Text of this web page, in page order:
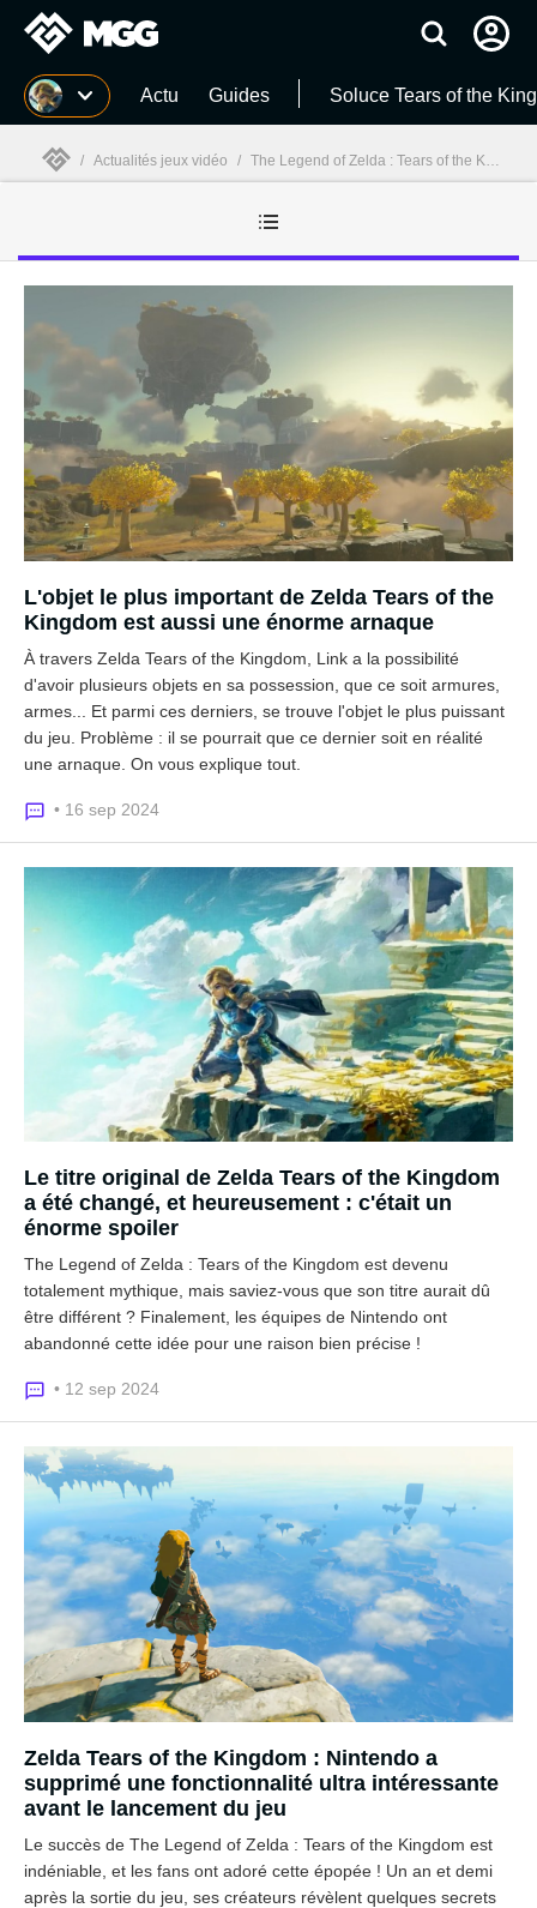
MGG Actu Guides Soluce Tears of the
/ Actualités jeux vidéo / The Legend of Zelda : Tears of the Kingdom
L'objet le plus important de Zelda Tears of the
Kingdom est aussi une énorme arnaque
À travers Zelda Tears of the Kingdom, Link a la possibilité
d'avoir plusieurs objets en sa possession, que ce soit armures,
armes... Et parmi ces derniers, se trouve l'objet le plus puissant
du jeu. Problème : il se pourrait que ce dernier soit en réalité
une arnaque. On vous explique tout.
• 16 sep 2024
Le titre original de Zelda Tears of the Kingdom
a été changé, et heureusement : c'était un
énorme spoiler
The Legend of Zelda : Tears of the Kingdom est devenu
totalement mythique, mais saviez-vous que son titre aurait dû
être différent ? Finalement, les équipes de Nintendo ont
abandonné cette idée pour une raison bien précise !
• 12 sep 2024
Zelda Tears of the Kingdom : Nintendo a
supprimé une fonctionnalité ultra intéressante
avant le lancement du jeu
Le succès de The Legend of Zelda : Tears of the Kingdom est
indéniable, et les fans ont adoré cette épopée ! Un an et demi
après la sortie du jeu, ses créateurs révèlent quelques secrets